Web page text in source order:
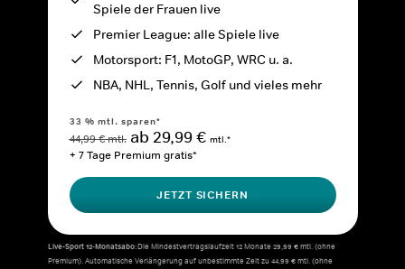
Spiele der Frauen live
Premier League: alle Spiele live
Motorsport: F1, MotoGP, WRC u. a.
NBA, NHL, Tennis, Golf und vieles mehr
33 % mtl. sparen*
44,99 € mtl. ab 29,99 € mtl.*
+ 7 Tage Premium gratis*
JETZT SICHERN
Live-Sport 12-Monatsabo:Die Mindestvertragslaufzeit 12 Monate 29,99 € mtl. (ohne
Premium). Automatische Verlängerung auf unbestimmte Zeit zu 44,99 € mtl. (ohne